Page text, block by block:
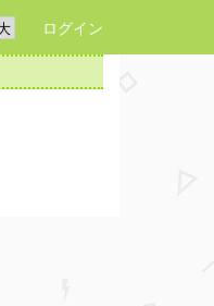
ログイン